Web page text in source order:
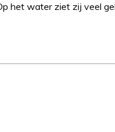
het water ziet zij veel